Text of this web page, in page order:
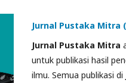
Jurnal Pustaka Mitra
Jurnal Pustaka Mitra
untuk publikasi hasil
ilmu. Semua publikasi di